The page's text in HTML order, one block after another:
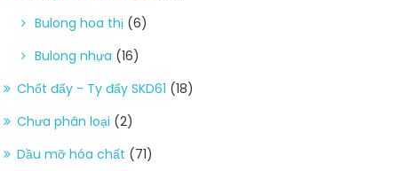
Bulong hoa thị (6)
Bulong nhựa (16)
Chốt đẩy - Ty đẩy SKD61 (18)
Chưa phân loại (2)
Dầu mỡ hóa chất (71)